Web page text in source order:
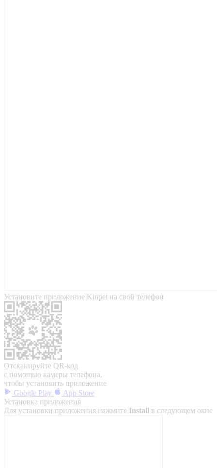
Установите приложение Kinpet на свой телефон
Отсканируйте QR-код
с помощью камеры телефона,
чтобы установить приложение
Google Play
App Store
Установка приложения
Для установки приложения нажмите Install в следующем окне